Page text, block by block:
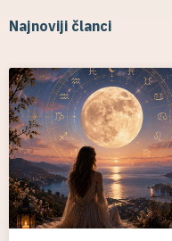
Najnoviji članci